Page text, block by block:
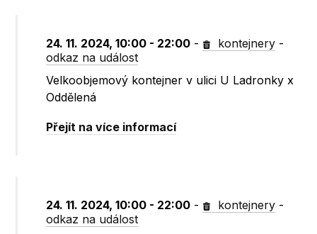
24. 11. 2024, 10:00 - 22:00 - kontejnery -
odkaz na událost
Velkoobjemový kontejner v ulici U Ladronky x
Oddělená
Přejít na více informací
24. 11. 2024, 10:00 - 22:00 - kontejnery -
odkaz na událost